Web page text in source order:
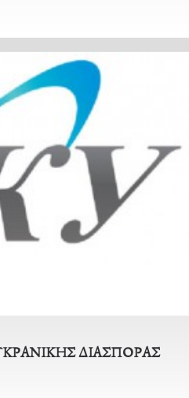
ΔΙΑΣΠΟΡΑΣ